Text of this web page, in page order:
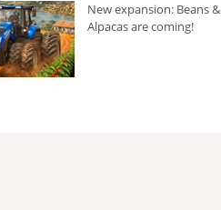
New expansion: Beans &
Alpacas are coming!